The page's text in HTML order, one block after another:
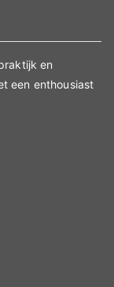
en
een enthousiast